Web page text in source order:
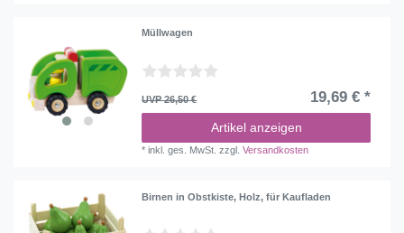
Müllwagen
UVP 26,50 € 19,69 € *
Artikel anzeigen
*inkl. ges. MwSt. zzgl.Versandkosten
Birnen in Obstkiste, Holz, für Kaufladen